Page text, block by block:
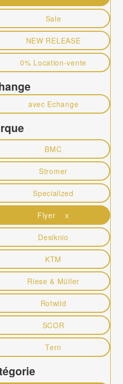
Sale
NEW RELEASE
0% Location-vente
avec Echange
BMC
Stromer
Specialized
Flyer x
Desiknio
KTM
Riese & Müller
Rotwild
SCOR
Tern